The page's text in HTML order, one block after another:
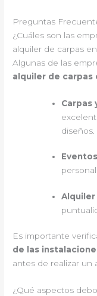
Preguntas
¿Cuáles son las
alquiler de carpas
Algunas de las
alquiler de carpas
Carpas
diseños.
Alquiler
Es importante
de las
antes de realizar un
¿Qué aspectos